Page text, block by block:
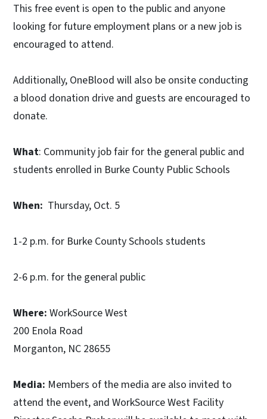
This free event is open to the public and anyone
looking for future employment plans or a new job is
encouraged to attend.
Additionally, OneBlood will also be onsite conducting
a blood donation drive and guests are encouraged to
donate.
What: Community job fair for the general public and
students enrolled in Burke County Public Schools
When: Thursday, Oct. 5
1-2 p.m. for Burke County Schools students
2-6 p.m. for the general public
Where: WorkSource West
200 Enola Road
Morganton, NC 28655
Media: Members of the media are also invited to
attend the event, and WorkSource West Facility